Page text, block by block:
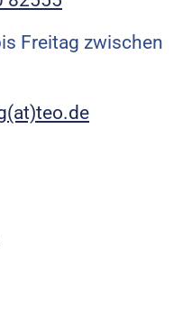
Freitag zwischen